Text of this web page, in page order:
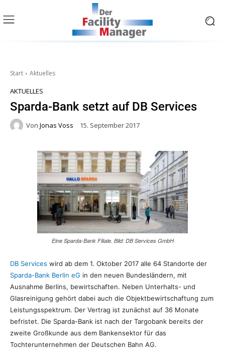
Start Aktuelles
AKTUELLES
Sparda-Bank setzt auf DB Services
Von Jonas Voss 15. September 2017
Eine Sparda-Bank Filiale. Bild: DB Services GmbH
DB Services wird ab dem 1. Oktober 2017 alle 64 Standorte der
Sparda-Bank Berlin eG in den neuen Bundesländern, mit
Ausnahme Berlins, bewirtschaften. Neben Unterhalts- und
Glasreinigung gehört dabei auch die Objektbewirtschaftung zum
Leistungsspektrum. Der Vertrag ist zunächst auf 36 Monate
befristet. Die Sparda-Bank ist nach der Targobank bereits der
zweite Großkunde aus dem Bankensektor für das
Tochterunternehmen der Deutschen Bahn AG.